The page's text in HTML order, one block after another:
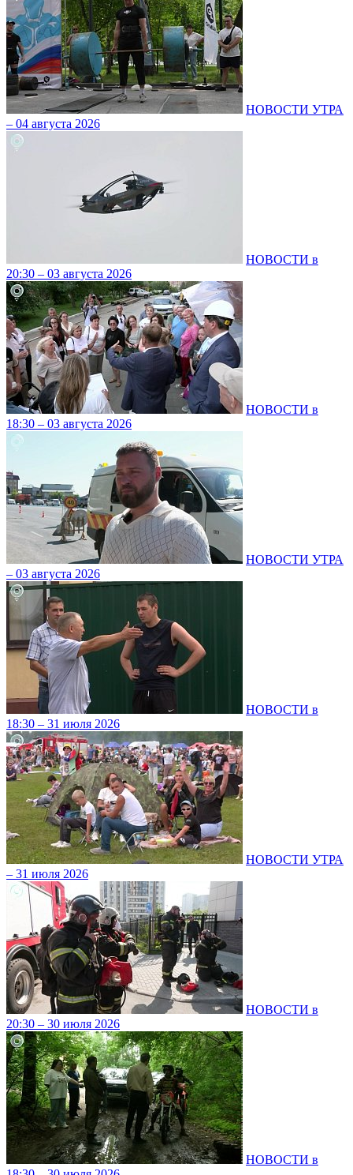
НОВОСТИ УТРА
– 04 августа 2026
НОВОСТИ в
20:30 – 03 августа 2026
НОВОСТИ в
18:30 – 03 августа 2026
НОВОСТИ УТРА
– 03 августа 2026
НОВОСТИ в
18:30 – 31 июля 2026
НОВОСТИ УТРА
– 31 июля 2026
НОВОСТИ в
20:30 – 30 июля 2026
НОВОСТИ в